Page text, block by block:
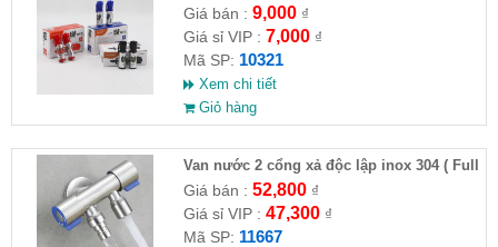
Giá bán : 9,000₫
Giá sỉ VIP : 7,000₫
Mã SP: 10321
Xem chi tiết
Giỏ hàng
Van nước 2 cổng xả độc lập inox 304 ( Full
VAT )
Giá bán : 52,800₫
Giá sỉ VIP : 47,300₫
Mã SP: 11667